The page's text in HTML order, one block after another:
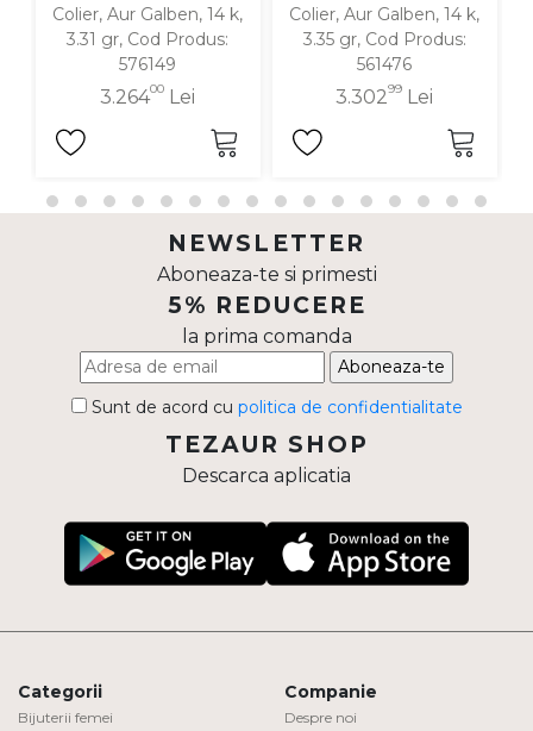
Colier, Aur Galben, 14 k,
3.31 gr, Cod Produs:
576149
3.26400 Lei
Colier, Aur Galben, 14 k,
3.35 gr, Cod Produs:
561476
3.30299 Lei
NEWSLETTER
Aboneaza-te si primesti
5% REDUCERE
la prima comanda
Aboneaza-te
Sunt de acord cu politica de confidentialitate
TEZAUR SHOP
Descarca aplicatia
Categorii
Bijuterii femei
Companie
Despre noi